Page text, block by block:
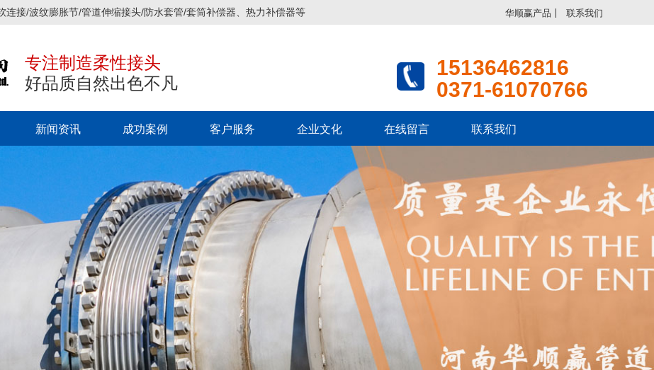
华顺赢产品 联系我们
接/波纹膨胀节/管道伸缩接头/防水套管/套筒补偿器、热力补偿器等
新闻资讯 成功案例 客户服务 企业文化 在线留言 联系我们
专注制造柔性接头
好品质自然出色不凡
15136462816
0371-61070766